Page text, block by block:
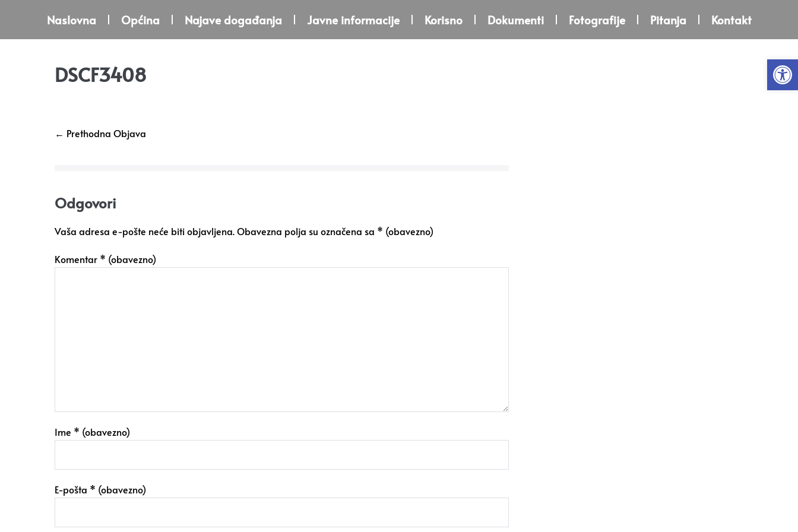
Naslovna Općina Najave događanja Javne informacije Korisno Dokumenti Fotografije Pitanja Kontakt
DSCF3408
← Prethodna Objava
Odgovori
Vaša adresa e-pošte neće biti objavljena.Obavezna polja su označena sa * (obavezno)
Komentar * (obavezno)
Ime * (obavezno)
E-pošta * (obavezno)